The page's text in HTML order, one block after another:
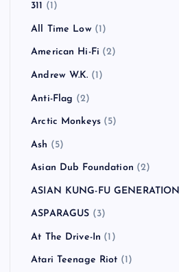
311 (1)
All Time Low(1)
American Hi-Fi (2)
Andrew W.K. (1)
Anti-Flag (2)
Arctic Monkeys (5)
Ash (5)
Asian Dub Foundation (2)
ASIAN KUNG-FU GENERATION
ASPARAGUS (3)
At The Drive-In (1)
Atari Teenage Riot (1)